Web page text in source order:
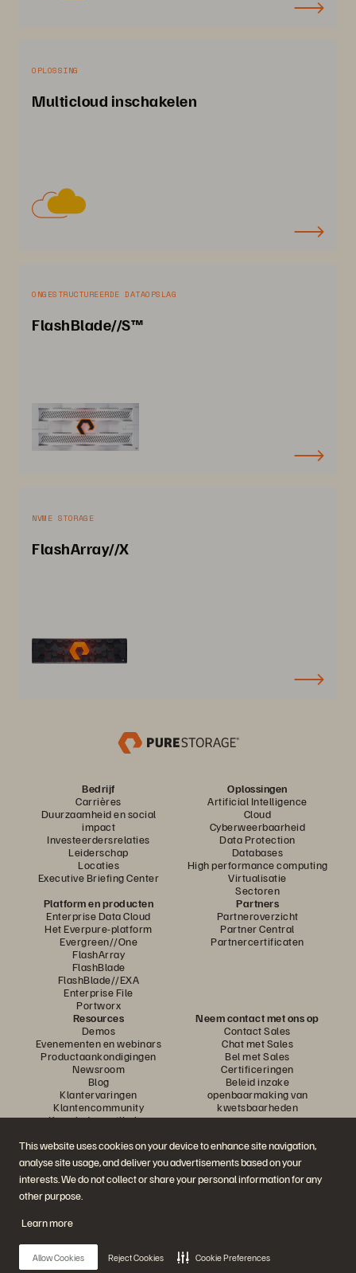
This website uses cookies on your device to enhance site navigation,
analyse site usage, and deliver you advertisements based on your
interests. We do not collect or share your personal information for any
other purpose.
Learn more
Allow Cookies Reject Cookies Cookie Preferences
OPLOSSING
Multicloud inschakelen
ONGESTRUCTUREERDE DATAOPSLAG
FlashBlade//S™
NVME STORAGE
FlashArray//X
Bedrijf
Carrières
Duurzaamheid en social
impact
Investeerdersrelaties
Leiderschap
Locaties
Executive Briefing Center
Oplossingen
Artificial Intelligence
Cloud
Cyberweerbaarheid
Data Protection
Databases
High performance computing
Virtualisatie
Sectoren
Platform en producten
Enterprise Data Cloud
Het Everpure-platform
Evergreen//One
FlashArray
FlashBlade
FlashBlade//EXA
Enterprise File
Portworx
Partners
Partneroverzicht
Partner Central
Partnercertificaten
Resources
Demos
Evenementen en webinars
Productaankondigingen
Newsroom
Blog
Klantervaringen
Klantencommunity
Knowledge-artikelen
Neem contact met ons op
Contact Sales
Chat met Sales
Bel met Sales
Certificeringen
Beleid inzake
openbaarmaking van
kwetsbaarheden
Neem deel aan het gesprek
Volg alle officiële sociale kanalen van Everpure
© 2026 Everpure, Inc. Alle rechten voorbehouden.
PrivacyAlgemene voorwaarden websiteLegalVertrouwenscentrum